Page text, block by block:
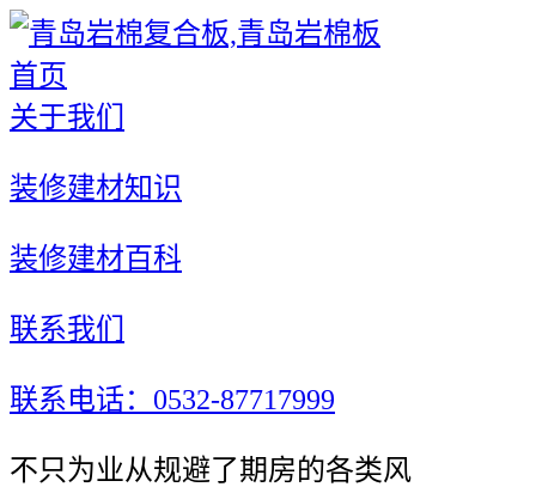
首页
关于我们
装修建材知识
装修建材百科
联系我们
联系电话：0532-87717999
不只为业从规避了期房的各类风